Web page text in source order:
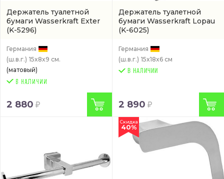
Держатель туалетной
бумаги Wasserkraft Exter
(K-5296)
Германия
(ш.в.г.) 15x8x9 см.
(матовый)
2 880
Держатель туалетной
бумаги Wasserkraft Lopau
(K-6025)
Германия
(ш.в.г.) 15x18x6 см
В НАЛИЧИИ
2 890
Скидка
40%